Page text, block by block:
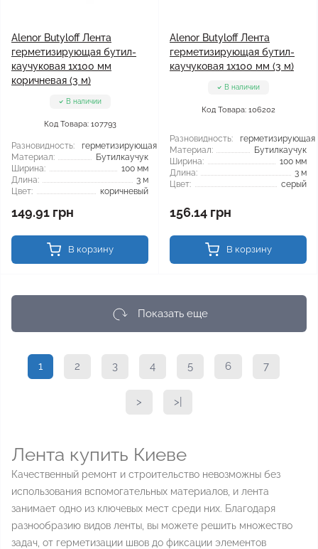
Alenor Butyloff Лента
герметизирующая бутил-
каучуковая 1х100 мм
коричневая (3 м)
В наличии
Код Товара: 107793
Разновидность:
герметизирующая
Материал:
Бутилкаучук
Ширина:
100 мм
Длина:
3 м
Цвет:
коричневый
149.91 грн
В корзину
Alenor Butyloff Лента
герметизирующая бутил-
каучуковая 1х100 мм (3 м)
В наличии
Код Товара: 106202
Разновидность:
герметизирующая
Материал:
Бутилкаучук
Ширина:
100 мм
Длина:
3 м
Цвет:
серый
156.14 грн
В корзину
Показать еще
1 2 3 4 5 6 7
> >|
Лента купить Киеве
Качественный ремонт и строительство невозможны без
использования вспомогательных материалов, и лента
занимает одно из ключевых мест среди них. Благодаря
разнообразию видов ленты, вы можете решить множество
задач, от герметизации швов до фиксации элементов